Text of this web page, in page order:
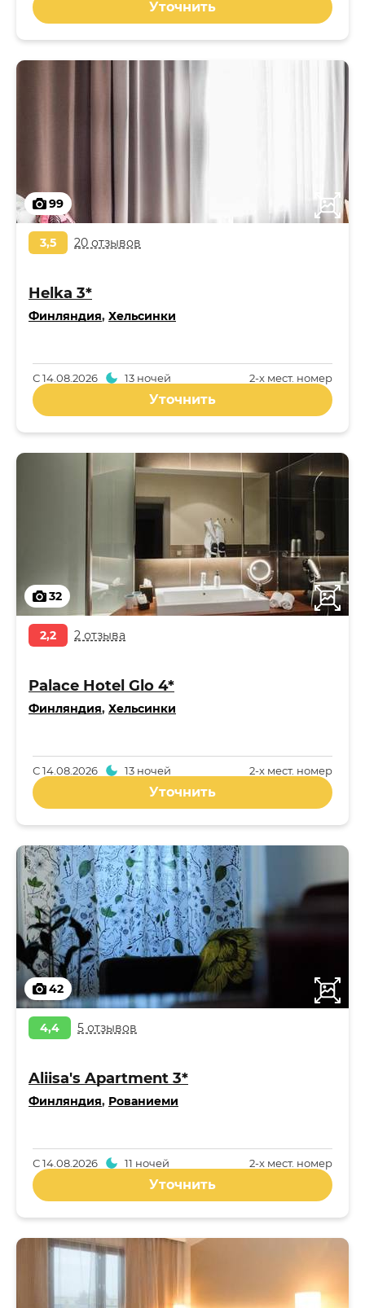
Уточнить
99
3,5 20 отзывов
Helka 3*
Финляндия, Хельсинки
2-x мест. номер
С14.08.2026 13 ночей
Уточнить
32
2,2 2 отзыва
Palace Hotel Glo 4*
Финляндия, Хельсинки
2-x мест. номер
С14.08.2026 13 ночей
Уточнить
42
4,4 5 отзывов
Aliisa's Apartment 3*
Финляндия, Рованиеми
2-x мест. номер
С14.08.2026 11 ночей
Уточнить